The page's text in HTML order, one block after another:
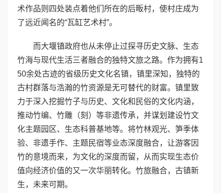
术作品则四处装点着他们所在的后畈村，使村庄成为
了远近闻名的“瓦缸艺术村”。
而大堰镇政府也从未停止过探寻历史文脉、生态
竹海与现代生活三者融合的独特文旅之路。作为拥有1
50余处古迹的省级历史文化名镇，镇里深知，独特的
古村群落与浩瀚的竹资源是无可替代的财富。镇里致
力于深入挖掘竹子与历史、文化和民俗的文化内涵，
推动竹编、竹雕（刻）等非遗传承，并谋划建设竹文
化主题园区、生态科普基地等。将竹林观光、笋季体
验、非遗手作、主题民宿等业态深度融合，让游客因
竹的意境而来，为文化的深度而留，从而实现生态价
值向经济价值的又一次华丽转化。竹旅融合，古镇新
生，未来可期。